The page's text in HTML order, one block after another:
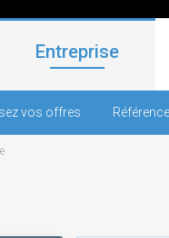
Entreprise
vos offres